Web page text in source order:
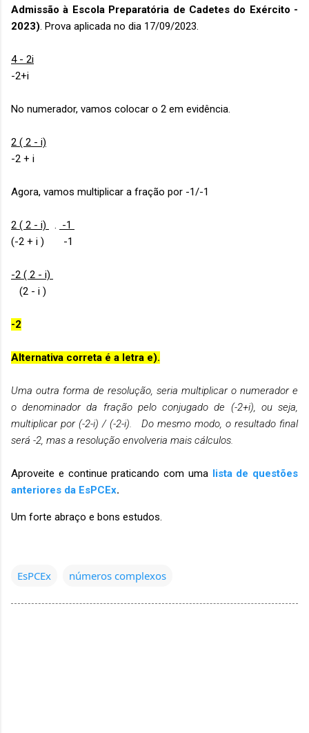
Admissão à Escola Preparatória de Cadetes do Exército -
2023). Prova aplicada no dia 17/09/2023.
4 - 2i
-2+i
No numerador, vamos colocar o 2 em evidência.
2 ( 2 - i)
-2 + i
Agora, vamos multiplicar a fração por -1/-1
2 ( 2 - i) . -1
(-2 + i ) -1
-2 ( 2 - i)
(2 - i )
-2
Alternativa correta é a letra e).
Uma outra forma de resolução, seria multiplicar o numerador e
o denominador da fração pelo conjugado de (-2+i), ou seja,
multiplicar por (-2-i) / (-2-i). Do mesmo modo, o resultado final
será -2, mas a resolução envolveria mais cálculos.
Aproveite e continue praticando com uma lista de questões
anteriores da EsPCEx.
Um forte abraço e bons estudos.
EsPCEx números complexos